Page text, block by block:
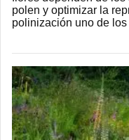
polen y optimizar la
polinización uno de